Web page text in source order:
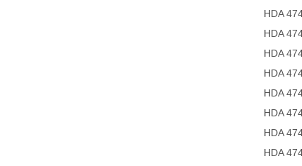
HDA
HDA
HDA
HDA
HDA
HDA
HDA
HDA